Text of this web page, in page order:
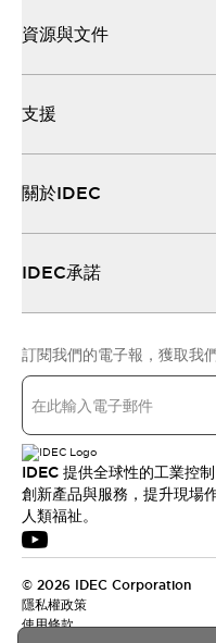
資源與文件
支援
關於IDEC
IDEC承諾
訂閱我們的電子報，獲取我
IDEC 提供全球性的工業控
創新產品與服務，提升現場
人類福祉。
© 2026 IDEC Corporation
隱私權政策
使用條款